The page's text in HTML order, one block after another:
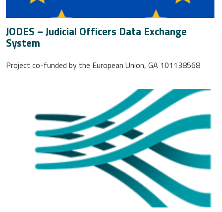
JODES – Judicial Officers Data Exchange
System
Project co-funded by the European Union, GA 101138568